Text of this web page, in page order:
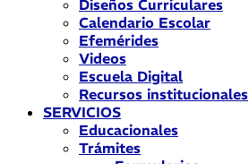
Diseños Curriculares
Calendario Escolar
Efemérides
Videos
Escuela Digital
Recursos institucionales
SERVICIOS
Educacionales
Trámites